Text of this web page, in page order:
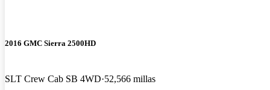
2016 GMC Sierra 2500HD
SLT Crew Cab SB 4WD 52,566 millas